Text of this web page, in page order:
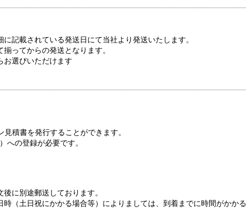
記載されている発送日にて当社より発送いたします。
ってからの発送となります。
お選びいただけます
積書を発行することができます。
への登録が必要です。
に別途郵送しております。
（土日祝にかかる場合等）によりましては、到着までに時間がかかる